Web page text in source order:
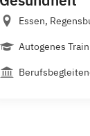
Essen,
Autogenes